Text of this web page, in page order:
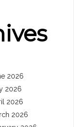
2026
2026
2026
2026